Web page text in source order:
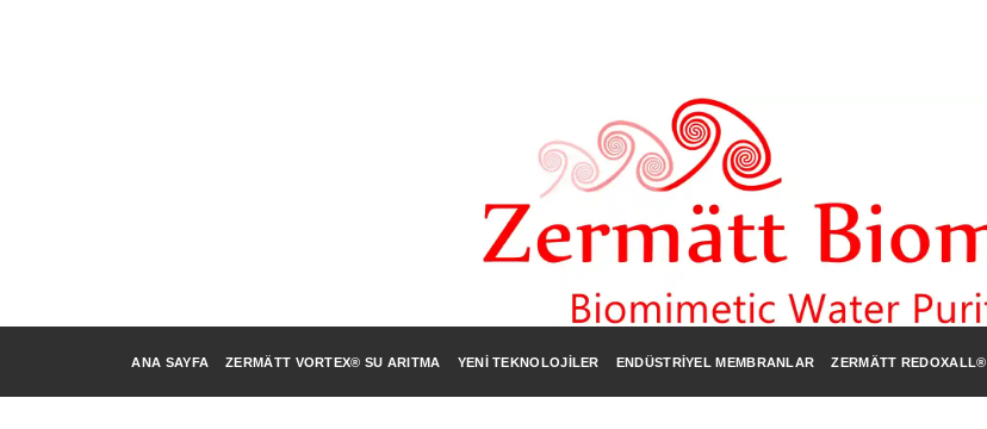
ANA SAYFA ZERMÄTT VORTEX® SU ARITMA YENI TEKNOLOJILER ENDÜSTRIYEL MEMBRANLAR ZERMÄTT REDOXALL®